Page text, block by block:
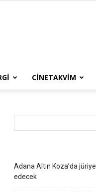
CINETAKVIM
Adana Altın Koza’da
edecek